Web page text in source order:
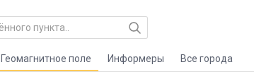
Геомагнитное поле Информеры Все города